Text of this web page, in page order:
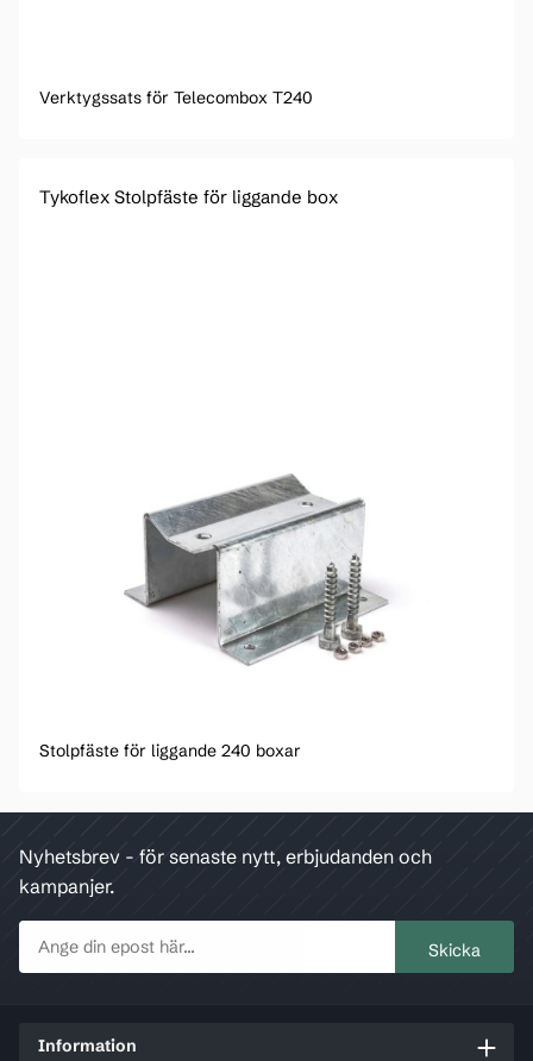
Verktygssats för Telecombox T240
Tykoflex Stolpfäste för liggande box
Stolpfäste för liggande 240 boxar
Nyhetsbrev - för senaste nytt, erbjudanden och
kampanjer.
Information